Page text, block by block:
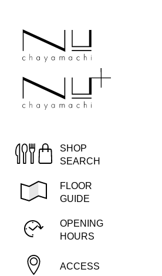
SHOP
SEARCH
FLOOR
GUIDE
OPENING
HOURS
ACCESS